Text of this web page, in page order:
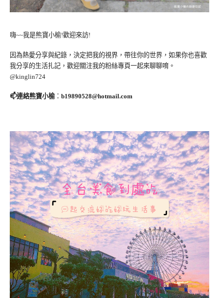
嗨~~我是熊寶小榆!歡迎來訪!
因為熱愛分享與紀錄，決定把我的視界，帶往你的世界，如果你也喜歡
我分享的生活扎記，歡迎關注我的粉絲專頁一起來聊聊唷。
@kinglin724
📫連絡熊寶小榆： b19890528@hotmail.com